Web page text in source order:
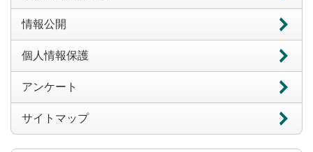
情報公開
個人情報保護
アンケート
サイトマップ